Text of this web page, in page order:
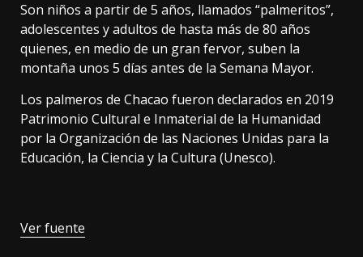
Son niños a partir de 5 años, llamados “palmeritos”,
adolescentes y adultos de hasta más de 80 años
quienes, en medio de un gran fervor, suben la
montaña unos 5 días antes de la Semana Mayor.
Los palmeros de Chacao fueron declarados en 2019
Patrimonio Cultural e Inmaterial de la Humanidad
por la Organización de las Naciones Unidas para la
Educación, la Ciencia y la Cultura (Unesco).
Ver fuente